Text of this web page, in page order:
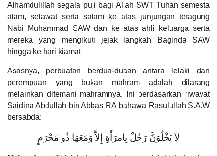
Alhamdulillah segala puji bagi Allah SWT Tuhan semesta
alam, selawat serta salam ke atas junjungan teragung
Nabi Muhammad SAW dan ke atas ahli keluarga serta
mereka yang mengikuti jejak langkah Baginda SAW
hingga ke hari kiamat
Asasnya, perbuatan berdua-duaan antara lelaki dan
perempuan yang bukan mahram adalah dilarang
melainkan ditemani mahramnya. Ini berdasarkan riwayat
Saidina Abdullah bin Abbas RA bahawa Rasulullah S.A.W
bersabda:
لاَ يَخْلُوَنَّ رَجُلٌ بِامرَأَةٍ إِلاَّ وَمَعَهَا ذُو مَحْرَمٍ